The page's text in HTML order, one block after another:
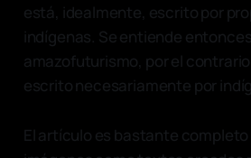
está, idealmente, escrito por
indígenas. Se entiende
amazofuturismo, por el
escrito necesariamente por
El artículo es bastante